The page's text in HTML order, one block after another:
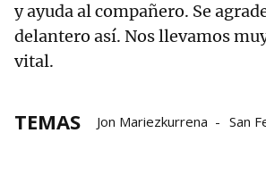
y ayuda al compañero. Se
delantero así. Nos llevamos
vital.
TEMAS Jon Mariezkurrena
San